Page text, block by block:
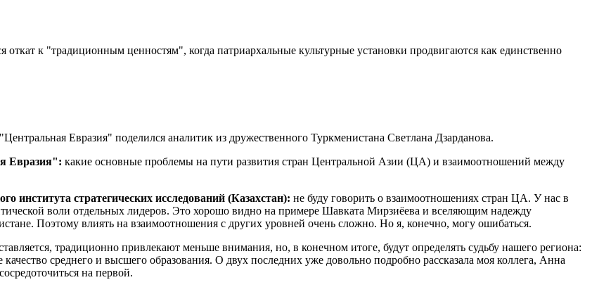
к "традиционным ценностям", когда патриархальные культурные установки продвигаются как единственно
Евразия" поделился аналитик из дружественного Туркменистана Светлана Дзарданова.
Евразия": какие основные проблемы на пути развития стран Центральной Азии (ЦА) и взаимоотношений между
института стратегических исследований (Казахстан): не буду говорить о взаимоотношениях стран ЦА. У нас в
воли отдельных лидеров. Это хорошо видно на примере Шавката Мирзиёева и вселяющим надежду
Поэтому влиять на взаимоотношения с других уровней очень сложно. Но я, конечно, могу ошибаться.
традиционно привлекают меньше внимания, но, в конечном итоге, будут определять судьбу нашего региона:
среднего и высшего образования. О двух последних уже довольно подробно рассказала моя коллега, Анна
на первой.